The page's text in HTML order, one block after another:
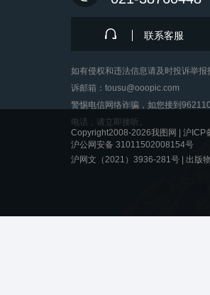
联系客服
如有侵权和违法信息请及时投诉举报
诉邮箱：tousu@ooopic.com
警惕电信网络诈骗，如您接到962110
电话，请立即接听。
Copyright2008-2026我图网 | 沪ICP
沪公网安备 31011502008154号
沪网文（2021）3936-281号 | 出版